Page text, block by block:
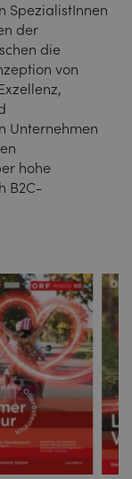
SpezialistInnen
der
die
von
Unternehmen
hohe
B2C-